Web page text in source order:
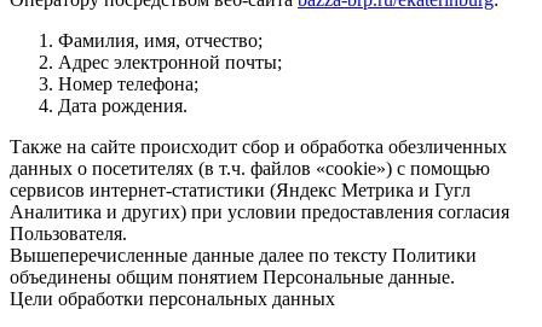
Фамилия, имя, отчество;
Адрес электронной почты;
Номер телефона;
Дата рождения.
Также на сайте происходит сбор и обработка обезличенных
данных о посетителях (в т.ч. файлов «cookie») с помощью
сервисов интернет-статистики (Яндекс Метрика и Гугл
Аналитика и других) при условии предоставления согласия
Пользователя.
Вышеперечисленные данные далее по тексту Политики
объединены общим понятием Персональные данные.
Цели обработки персональных данных